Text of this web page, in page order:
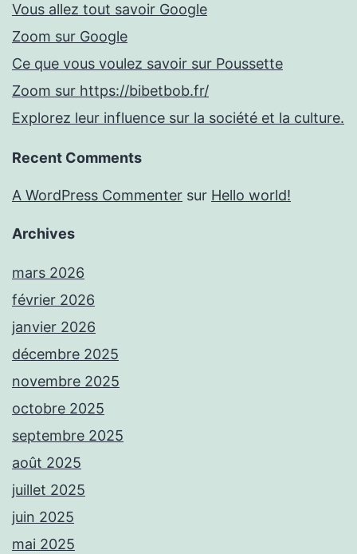
Vous allez tout savoir Google
Zoom sur Google
Ce que vous voulez savoir sur Poussette
Zoom sur https://bibetbob.fr/
Explorez leur influence sur la société et la culture.
Recent Comments
A WordPress Commenter sur Hello world!
Archives
mars 2026
février 2026
janvier 2026
décembre 2025
novembre 2025
octobre 2025
septembre 2025
août 2025
juillet 2025
juin 2025
mai 2025